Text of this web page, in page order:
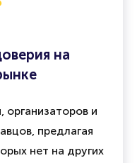
на
и
предлагая
нет на других